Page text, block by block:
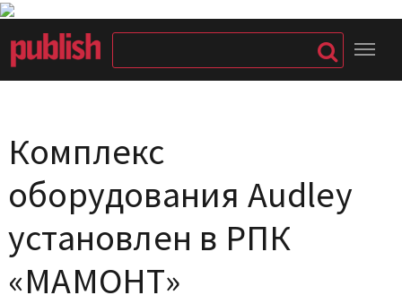
Комплекс
оборудования Audley
установлен в РПК
«МАМОНТ»